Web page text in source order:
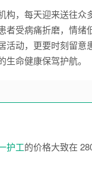
构，每天迎来送往
受病痛折磨，情绪
动，更要时刻留意
命健康保驾护航。
护工的价格大致在